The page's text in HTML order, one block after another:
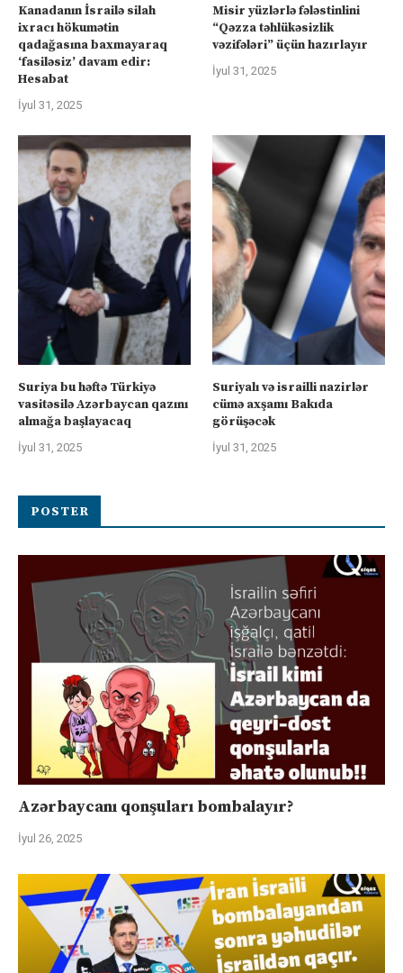
Kanadanın İsrailə silah
ixracı hökumətin
qadağasına baxmayaraq
‘fasiləsiz’ davam edir:
Hesabat
İyul 31, 2025
Misir yüzlərlə fələstinlini
“Qəzza təhlükəsizlik
vəzifələri” üçün hazırlayır
İyul 31, 2025
Suriya bu həftə Türkiyə
vasitəsilə Azərbaycan qazını
almağa başlayacaq
İyul 31, 2025
Suriyalı və israilli nazirlər
cümə axşamı Bakıda
görüşəcək
İyul 31, 2025
POSTER
Azərbaycanı qonşuları bombalayır?
İyul 26, 2025